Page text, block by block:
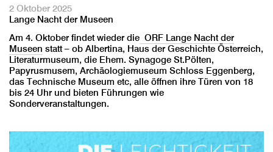
2 Oktober 2025
Lange Nacht der Museen
Am 4. Oktober findet wieder die ORF Lange Nacht der
Museen statt – ob Albertina, Haus der Geschichte Österreich,
Literaturmuseum, die Ehem. Synagoge St.Pölten,
Papyrusmusem, Archäologiemuseum Schloss Eggenberg,
das Technische Museum etc, alle öffnen ihre Türen von 18
bis 24 Uhr und bieten Führungen wie
Sonderveranstaltungen.